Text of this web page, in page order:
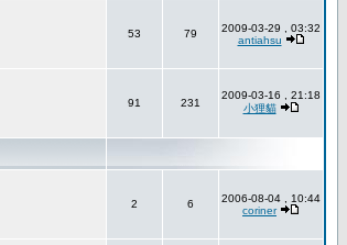
53 79
2009-03-29 , 03:32
antiahsu
91 231
2009-03-16 , 21:18
小狸貓
2 6
2006-08-04 , 10:44
coriner